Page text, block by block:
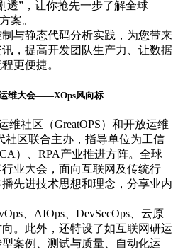
透”，让你抢先一步了解全球
案。
与静态代码分析实践，为您带来
，提高开发团队生产力、让数据
更便捷。
运维大会——XOps风向标
维社区（GreatOPS）和开放运维
社区联合主办，指导单位为工信
）、RPA产业推进方阵。全球
业大会，面向互联网及传统行
先进技术思想和理念，分享业内
、AIOps、DevSecOps、云原
。此外，还特设了如互联网研运
案例、测试与质量、自动化运